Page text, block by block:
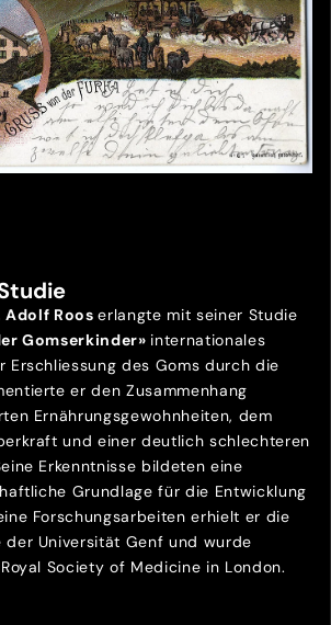
Adolf Rooserlangte mit seiner Studie
Gomserkinder» internationales
Erschliessung des Goms durch die
er den Zusammenhang
Ernährungsgewohnheiten, dem
und einer deutlich schlechteren
Erkenntnisse bildeten eine
Grundlage für die Entwicklung
Forschungsarbeiten erhielt er die
der Universität Genf und wurde
Society of Medicine in London.